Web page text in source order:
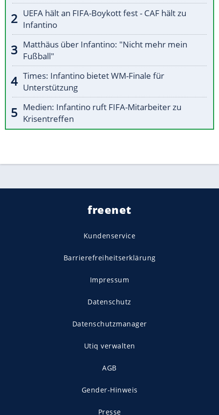
UEFA hält an FIFA-Boykott fest - CAF hält zu
Infantino
Matthäus über Infantino: "Nicht mehr mein
Fußball"
Times: Infantino bietet WM-Finale für
Unterstützung
Medien: Infantino ruft FIFA-Mitarbeiter zu
Krisentreffen
freenet
Kundenservice
Barrierefreiheitserklärung
Impressum
Datenschutz
Datenschutzmanager
Utiq verwalten
AGB
Gender-Hinweis
Presse